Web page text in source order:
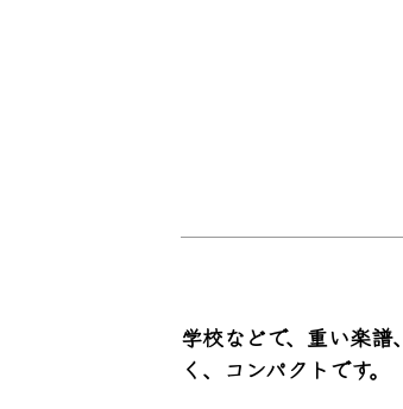
学校などで、重い楽
く、コンパクトです。